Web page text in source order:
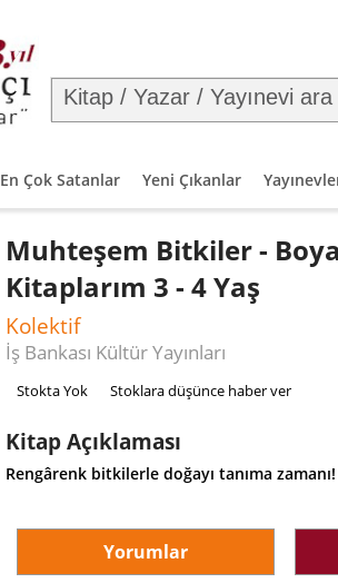
En Çok Satanlar Yeni Çıkanlar
Muhteşem Bitkiler -
Kitaplarım 3 - 4 Yaş
Kolektif
İş Bankası Kültür Yayınları
Stokta Yok Stoklara düşünce haber ver
Kitap Açıklaması
Rengârenk bitkilerle doğayı tanıma zamanı!
Yorumlar